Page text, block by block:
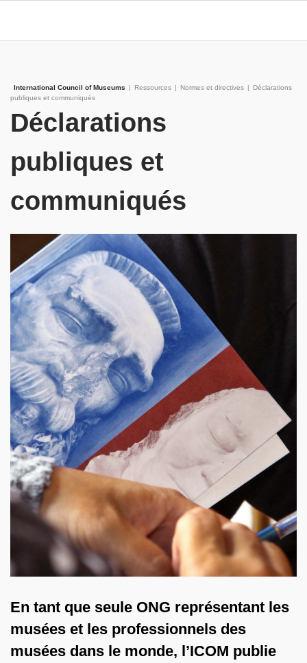
International Council of Museums | Ressources | Normes et directives |
Déclarations
publiques et communiqués
Déclarations
publiques et
communiqués
En tant que seule ONG représentant les
musées et les professionnels des
musées dans le monde, l’ICOM publie